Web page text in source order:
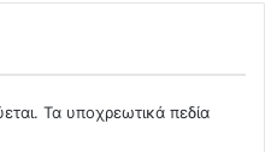
Τα υποχρεωτικά πεδία